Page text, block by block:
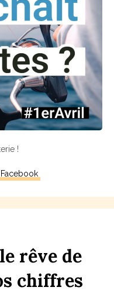
!
Facebook
rêve de
chiffres